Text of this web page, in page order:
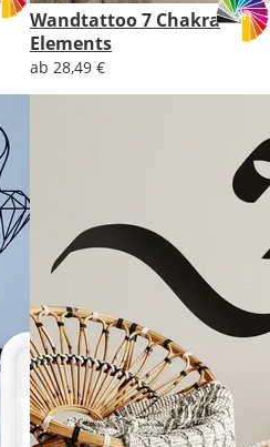
Wandtattoo 7 Chakra
Elements
ab 28,49 €